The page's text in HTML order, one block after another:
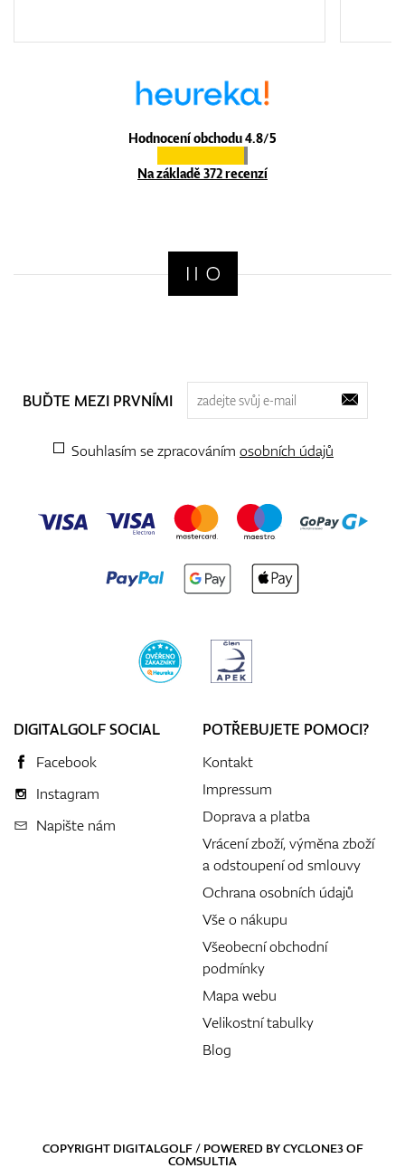
Hodnocení obchodu 4.8/5
Na základě 372 recenzí
BUĎTE MEZI PRVNÍMI
Souhlasím se zpracováním osobních údajů
DIGITALGOLF SOCIAL
Facebook
Instagram
Napište nám
POTŘEBUJETE POMOCI?
Kontakt
Impressum
Doprava a platba
Vrácení zboží, výměna zboží
a odstoupení od smlouvy
Ochrana osobních údajů
Vše o nákupu
Všeobecní obchodní
podmínky
Mapa webu
Velikostní tabulky
Blog
COPYRIGHT DIGITALGOLF / POWERED BYCYCLONE3OF
COMSULTIA